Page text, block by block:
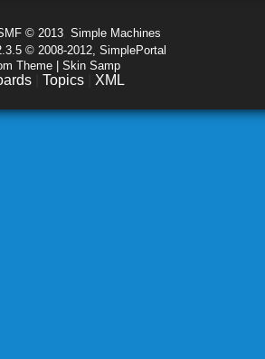
© 2013 Simple Machines
© 2008-2012, SimplePortal
Theme | Skin Samp
Topics XML